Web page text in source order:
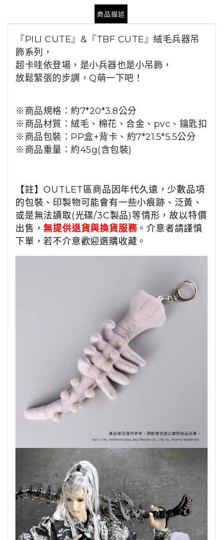
商品描述
『PILI CUTE』&『TBF CUTE』絨毛兵器吊
飾系列，
超卡哇依登場， 是小兵器也是小吊飾，
放鬆緊張的步調， Q萌一下吧！
※商品規格：約7*20*3.8公分
※商品材質：絨毛、棉花、合金、pvc、 鑰匙扣
※商品包裝： PP盒+背卡、 約7*21.5*5.5公分
※商品重量：約45g(含包裝)
【註】OUTLET區商品因年代久遠，少數品項
的包裝、印製物可能會有一些小痕跡、泛黃、
或是無法讀取(光碟/3C製品)等情形，故以特價
出售，無提供退貨與換貨服務。介意者請謹慎
下單，若不介意歡迎選購收藏。